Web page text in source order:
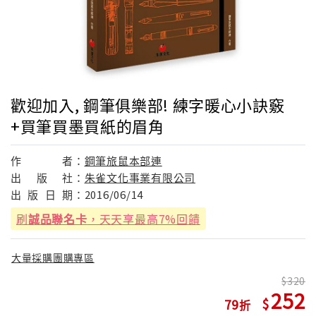
歡迎加入, 鋼筆俱樂部! 練字暖心小訣竅
+買筆買墨買紙的眉角
作 者： 鋼筆旅鼠本部連
出
版 社： 朱雀文化事業有限公司
出 版 日 期： 2016/06/14
刷誠品聯名卡 ，天天享最高7%回饋
大量採購團購專區
79
320
252